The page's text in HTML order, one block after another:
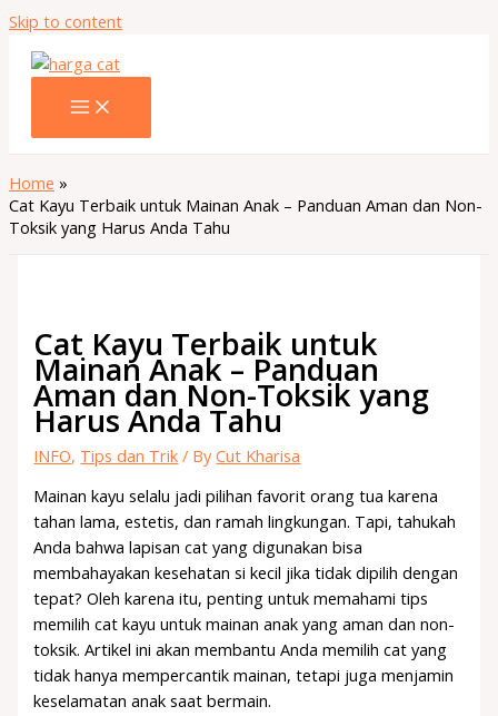
Skip to content
Home
Cat Kayu Terbaik untuk Mainan Anak – Panduan Aman dan Non-
Toksik yang Harus Anda Tahu
Cat Kayu Terbaik untuk
Mainan Anak – Panduan
Aman dan Non-Toksik yang
Harus Anda Tahu
INFO, Tips dan Trik / ByCut Kharisa
Mainan kayu selalu jadi pilihan favorit orang tua karena
tahan lama, estetis, dan ramah lingkungan. Tapi, tahukah
Anda bahwa lapisan cat yang digunakan bisa
membahayakan kesehatan si kecil jika tidak dipilih dengan
tepat? Oleh karena itu, penting untuk memahami tips
memilih cat kayu untuk mainan anak yang aman dan non-
toksik. Artikel ini akan membantu Anda memilih cat yang
tidak hanya mempercantik mainan, tetapi juga menjamin
keselamatan anak saat bermain.